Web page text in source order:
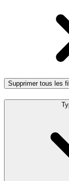
Supprimer tous les